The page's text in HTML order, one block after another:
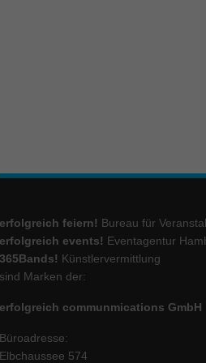
erfolgreich feiern! Bureau für
erfolgreich events! Eventagentur
365Bands! Künstlervermittlung
sind Marken der:
erfolgreich communmications GmbH
Büroadresse:
Elbchaussee 574